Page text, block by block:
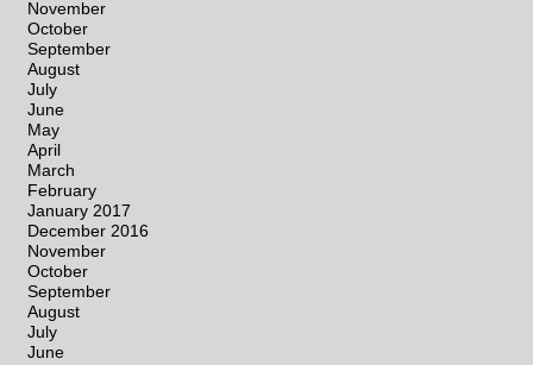
November
October
September
August
July
June
May
April
March
February
January 2017
December 2016
November
October
September
August
July
June